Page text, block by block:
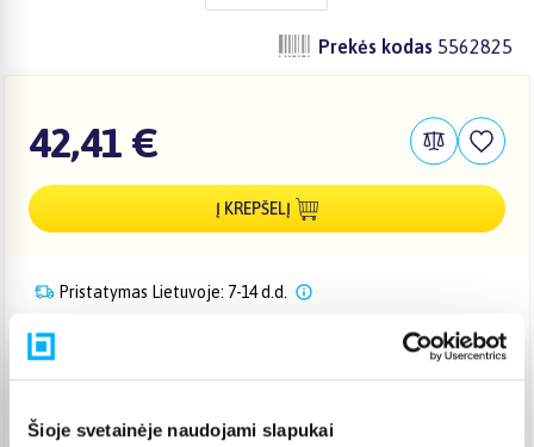
Šioje svetainėje naudojami slapukai
Prekės kodas 5562825
42,41 €
Į KREPŠELĮ
Pristatymas Lietuvoje: 7-14 d.d.
Rugpjūtis 14d. - Rugpjūtis 25d.